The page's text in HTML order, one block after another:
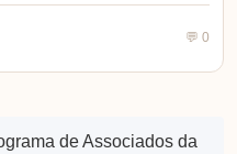
💬 0
de Associados da